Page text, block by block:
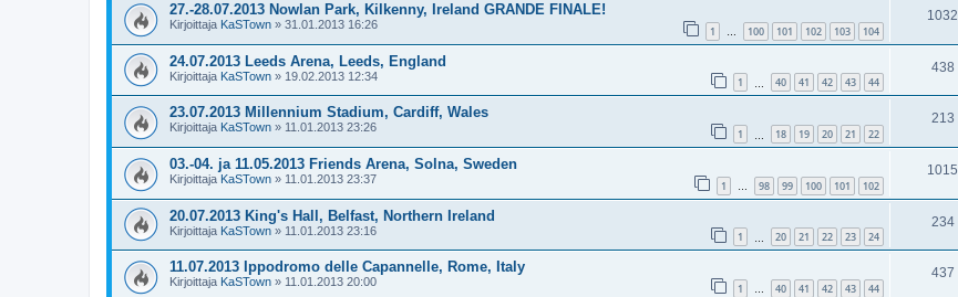
27.-28.07.2013 Nowlan Park, Kilkenny, Ireland GRANDE FINALE!
Kirjoittaja KaSTown » 31.01.2013 16:26 1 … 100 101 102 103 104
1032
24.07.2013 Leeds Arena, Leeds, England
Kirjoittaja KaSTown » 19.02.2013 12:34 1 40 41 42 43 44
438
23.07.2013 Millennium Stadium, Cardiff, Wales
Kirjoittaja KaSTown » 11.01.2013 23:26 1 18 19 20 21 22
213
03.-04. ja 11.05.2013 Friends Arena, Solna, Sweden
Kirjoittaja KaSTown » 11.01.2013 23:37 1 … 98 99 100 101 102
1015
20.07.2013 King's Hall, Belfast, Northern Ireland
Kirjoittaja KaSTown » 11.01.2013 23:16 1 20 21 22 23 24
234
11.07.2013 Ippodromo delle Capannelle, Rome, Italy
Kirjoittaja KaSTown » 11.01.2013 20:00 1 … 40 41 42 43 44
437